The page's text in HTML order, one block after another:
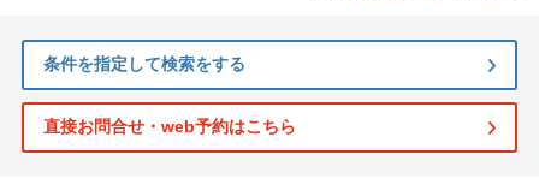
条件を指定して検索をする
直接お問合せ・web予約はこちら